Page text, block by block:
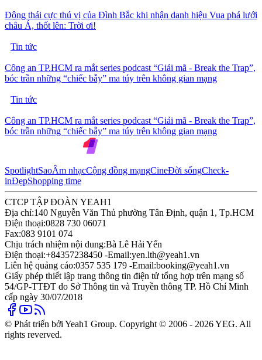
Động thái cực thú vị của Đình Bắc khi nhận danh hiệu Vua phá lưới
châu Á, thốt lên: Trời ơi!
Tin tức
Công an TP.HCM ra mắt series podcast “Giải mã - Break the Trap”,
bóc trần những “chiếc bẫy” ma túy trên không gian mạng
Tin tức
Công an TP.HCM ra mắt series podcast “Giải mã - Break the Trap”,
bóc trần những “chiếc bẫy” ma túy trên không gian mạng
SpotlightSaoÂm nhạcCộng đồng mạngCineĐời sốngCheck-
inĐẹpShopping time
CTCP TẬP ĐOÀN YEAH1
Địa chỉ:140 Nguyễn Văn Thủ phường Tân Định, quận 1, Tp.HCM
Điện thoại:0828 730 06071
Fax:083 9101 074
Chịu trách nhiệm nội dung:Bà Lê Hải Yến
Điện thoại:+84357238450 -Email:yen.lth@yeah1.vn
Liên hệ quảng cáo:0357 535 179 -Email:booking@yeah1.vn
Giấy phép thiết lập trang thông tin điện tử tổng hợp trên mạng số
54/GP-TTĐT do Sở Thông tin và Truyền thông TP. Hồ Chí Minh
cấp ngày 30/07/2018
© Phát triển bởi Yeah1 Group. Copyright © 2006 - 2026 YEG. All
rights reverved.